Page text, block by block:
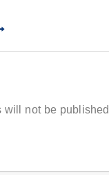
will not be